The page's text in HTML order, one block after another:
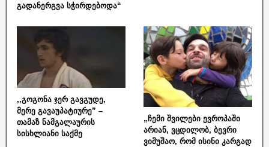
გადანერგვა სჭირდებოდა“
,,გოგონა ჯერ გავგუდე,
მერე გავაუპატიურე” –
თამაზ ნამგალაურის
სისხლიანი საქმე
„ჩემი შვილები ევროპაში
არიან, ვცდილობ, ბევრი
ვიმუშაო, რომ ისინი კარგად